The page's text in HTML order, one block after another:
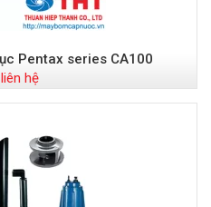
Pentax series CA100
hệ